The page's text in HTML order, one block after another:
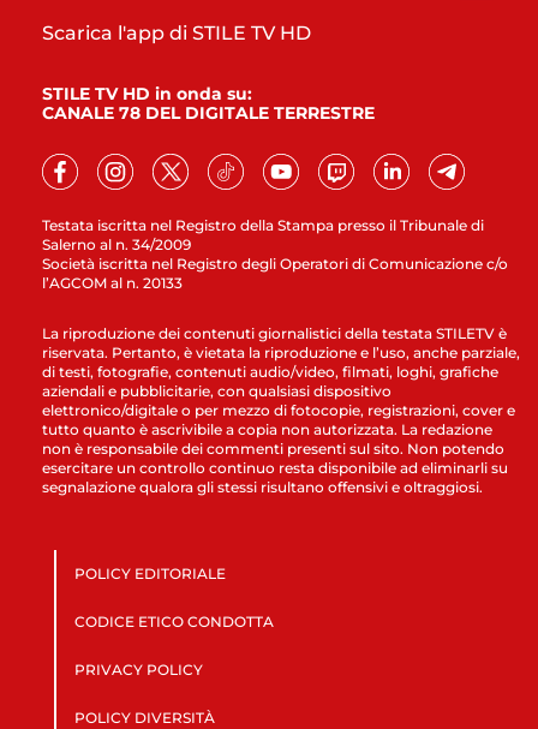
Testata iscritta nel Registro della Stampa presso il Tribunale di
Salerno al n. 34/2009
Società iscritta nel Registro degli Operatori di Comunicazione c/o
l’AGCOM al n. 20133
Scarica l'app di STILE TV HD
STILE TV HD in onda su:
CANALE 78 DEL DIGITALE TERRESTRE
La riproduzione dei contenuti giornalistici della testata STILETV è
riservata. Pertanto, è vietata la riproduzione e l’uso, anche parziale,
di testi, fotografie, contenuti audio/video, filmati, loghi, grafiche
aziendali e pubblicitarie, con qualsiasi dispositivo
elettronico/digitale o per mezzo di fotocopie, registrazioni, cover e
tutto quanto è ascrivibile a copia non autorizzata. La redazione
non è responsabile dei commenti presenti sul sito. Non potendo
esercitare un controllo continuo resta disponibile ad eliminarli su
segnalazione qualora gli stessi risultano offensivi e oltraggiosi.
POLICY EDITORIALE
CODICE ETICO CONDOTTA
PRIVACY POLICY
POLICY DIVERSITÀ